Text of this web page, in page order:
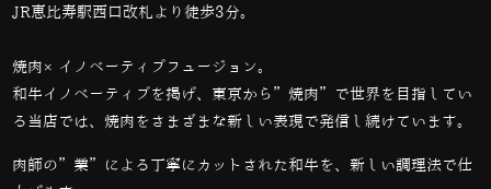
JR恵比寿駅西口改札より徒歩3分。
焼肉×イノベーティブフュージョン。
和牛イノベーティブを掲げ、東京から”焼肉”で世界を目指してい
る当店では、焼肉をさまざまな新しい表現で発信し続けています。
肉師の”業”による丁寧にカットされた和牛を、新しい調理法で仕